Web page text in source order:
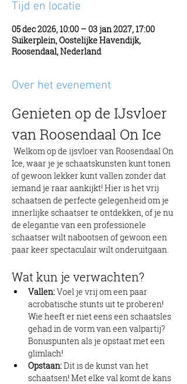
Tijd en locatie
05 dec 2026, 10:00 – 03 jan 2027, 17:00
Suikerplein, Oostelijke Havendijk,
Roosendaal, Nederland
Over het evenement
Genieten op de IJsvloer
van Roosendaal On Ice
Ice, waar je je schaatskunsten kunt tonen
of gewoon lekker kunt vallen zonder dat
iemand je raar aankijkt! Hier is het vrij
schaatsen de perfecte gelegenheid om je
innerlijke schaatser te ontdekken, of je nu
de elegantie van een professionele
schaatser wilt nabootsen of gewoon een
paar keer spectaculair wilt onderuitgaan.
Wat kun je verwachten?
Vallen: Voel je vrij om een paar
acrobatische stunts uit te proberen!
Wie heeft er niet eens een schaatsles
gehad in de vorm van een valpartij?
Bonuspunten als je opstaat met een
glimlach!
Opstaan: Dit is de kunst van het
schaatsen! Met elke val komt de kans